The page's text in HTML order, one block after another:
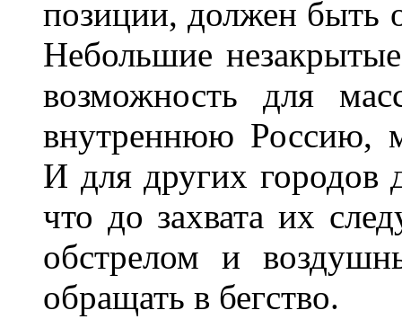
позиции, должен быть
Небольшие
возможность для
внутреннюю Россию,
И для других городов
что до захвата их
обстрелом и
обращать в бегство.